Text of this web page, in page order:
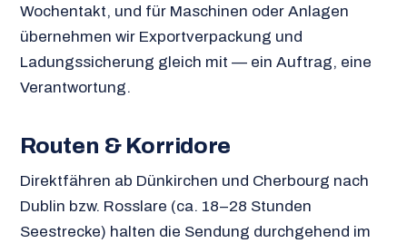
Wochentakt, und für Maschinen oder Anlagen
übernehmen wir Exportverpackung und
Ladungssicherung gleich mit — ein Auftrag, eine
Verantwortung.
Routen & Korridore
Direktfähren ab Dünkirchen und Cherbourg nach
Dublin bzw. Rosslare (ca. 18–28 Stunden
Seestrecke) halten die Sendung durchgehend im